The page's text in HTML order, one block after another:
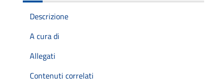
Descrizione
A cura di
Allegati
Contenuti correlati